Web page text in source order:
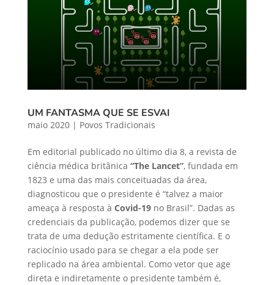
UM FANTASMA QUE SE ESVAI
maio 2020| Povos Tradicionais
Em editorial publicado no último dia 8, a revista de
ciência médica britânica “The Lancet”, fundada em
1823 e uma das mais conceituadas da área,
diagnosticou que o presidente é “talvez a maior
ameaça à resposta à Covid-19no Brasil”. Dadas as
credenciais da publicação, podemos dizer que se
trata de uma dedução estritamente científica. E o
raciocínio usado para se chegar a ela pode ser
replicado na área ambiental. Como vetor que age
direta e indiretamente o presidente também é,